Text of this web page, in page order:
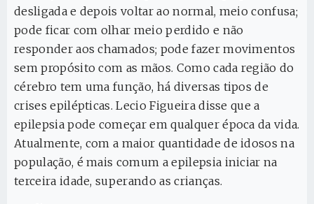
desligada e depois voltar ao normal, meio confusa;
pode ficar com olhar meio perdido e não
responder aos chamados; pode fazer movimentos
sem propósito com as mãos. Como cada região do
cérebro tem uma função, há diversas tipos de
crises epilépticas. Lecio Figueira disse que a
epilepsia pode começar em qualquer época da vida.
Atualmente, com a maior quantidade de idosos na
população, é mais comum a epilepsia iniciar na
terceira idade, superando as crianças.